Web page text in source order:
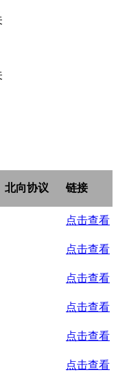
北向协议 链接
点击查看
点击查看
点击查看
点击查看
点击查看
点击查看